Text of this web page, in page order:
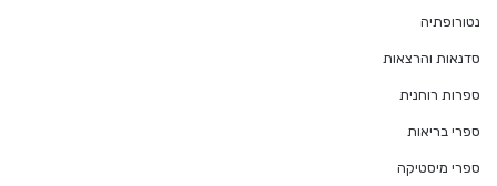
נטורופתיה
סדנאות והרצאות
ספרות רוחנית
ספרי בריאות
ספרי מיסטיקה